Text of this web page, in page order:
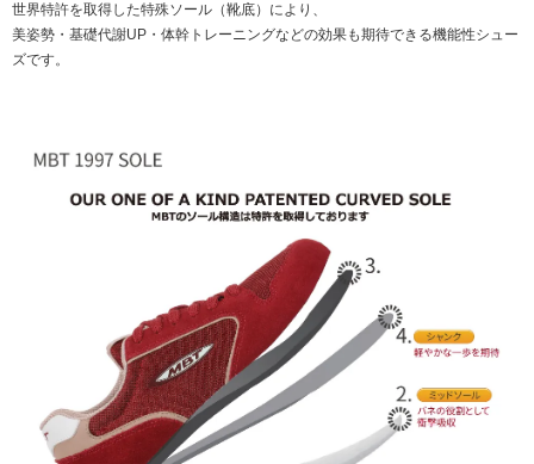
世界特許を取得した特殊ソール（靴底）により、
美姿勢・基礎代謝UP・体幹トレーニングなどの効果も期待できる機能性シュー
ズです。